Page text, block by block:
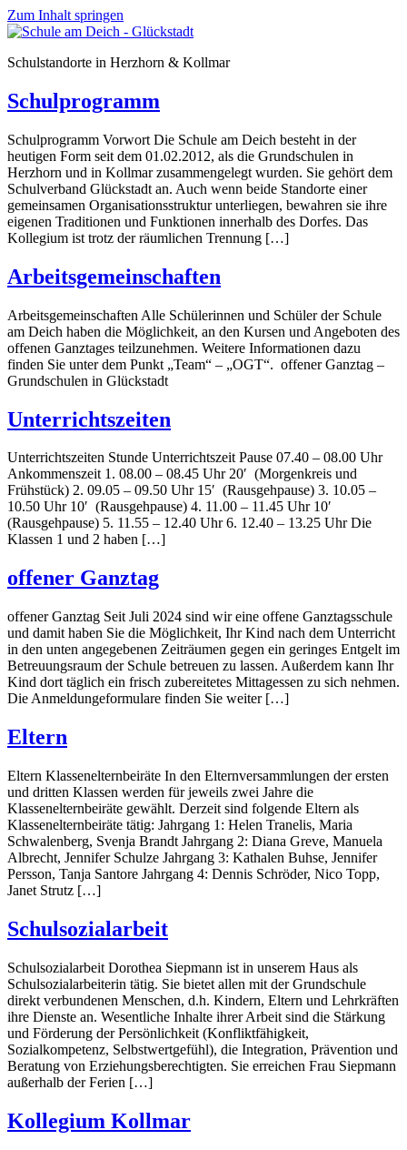
Zum Inhalt springen
Schulstandorte in Herzhorn & Kollmar
Schulprogramm
Schulprogramm Vorwort Die Schule am Deich besteht in der
heutigen Form seit dem 01.02.2012, als die Grundschulen in
Herzhorn und in Kollmar zusammengelegt wurden. Sie gehört dem
Schulverband Glückstadt an. Auch wenn beide Standorte einer
gemeinsamen Organisationsstruktur unterliegen, bewahren sie ihre
eigenen Traditionen und Funktionen innerhalb des Dorfes. Das
Kollegium ist trotz der räumlichen Trennung […]
Arbeitsgemeinschaften
Arbeitsgemeinschaften Alle Schülerinnen und Schüler der Schule
am Deich haben die Möglichkeit, an den Kursen und Angeboten des
offenen Ganztages teilzunehmen. Weitere Informationen dazu
finden Sie unter dem Punkt „Team“ – „OGT“. offener Ganztag –
Grundschulen in Glückstadt
Unterrichtszeiten
Unterrichtszeiten Stunde Unterrichtszeit Pause 07.40 – 08.00 Uhr
Ankommenszeit 1. 08.00 – 08.45 Uhr 20′ (Morgenkreis und
Frühstück) 2. 09.05 – 09.50 Uhr 15′ (Rausgehpause) 3. 10.05 –
10.50 Uhr 10′ (Rausgehpause) 4. 11.00 – 11.45 Uhr 10′
(Rausgehpause) 5. 11.55 – 12.40 Uhr 6. 12.40 – 13.25 Uhr Die
Klassen 1 und 2 haben […]
offener Ganztag
offener Ganztag Seit Juli 2024 sind wir eine offene Ganztagsschule
und damit haben Sie die Möglichkeit, Ihr Kind nach dem Unterricht
in den unten angegebenen Zeiträumen gegen ein geringes Entgelt im
Betreuungsraum der Schule betreuen zu lassen. Außerdem kann Ihr
Kind dort täglich ein frisch zubereitetes Mittagessen zu sich nehmen.
Die Anmeldungeformulare finden Sie weiter […]
Eltern
Eltern Klassenelternbeiräte In den Elternversammlungen der ersten
und dritten Klassen werden für jeweils zwei Jahre die
Klassenelternbeiräte gewählt. Derzeit sind folgende Eltern als
Klassenelternbeiräte tätig: Jahrgang 1: Helen Tranelis, Maria
Schwalenberg, Svenja Brandt Jahrgang 2: Diana Greve, Manuela
Albrecht, Jennifer Schulze Jahrgang 3: Kathalen Buhse, Jennifer
Persson, Tanja Santore Jahrgang 4: Dennis Schröder, Nico Topp,
Janet Strutz […]
Schulsozialarbeit
Schulsozialarbeit Dorothea Siepmann ist in unserem Haus als
Schulsozialarbeiterin tätig. Sie bietet allen mit der Grundschule
direkt verbundenen Menschen, d.h. Kindern, Eltern und Lehrkräften
ihre Dienste an. Wesentliche Inhalte ihrer Arbeit sind die Stärkung
und Förderung der Persönlichkeit (Konfliktfähigkeit,
Sozialkompetenz, Selbstwertgefühl), die Integration, Prävention und
Beratung von Erziehungsberechtigten. Sie erreichen Frau Siepmann
außerhalb der Ferien […]
Kollegium Kollmar